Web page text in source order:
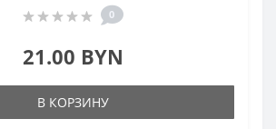
0
21.00 BYN
В КОРЗИНУ